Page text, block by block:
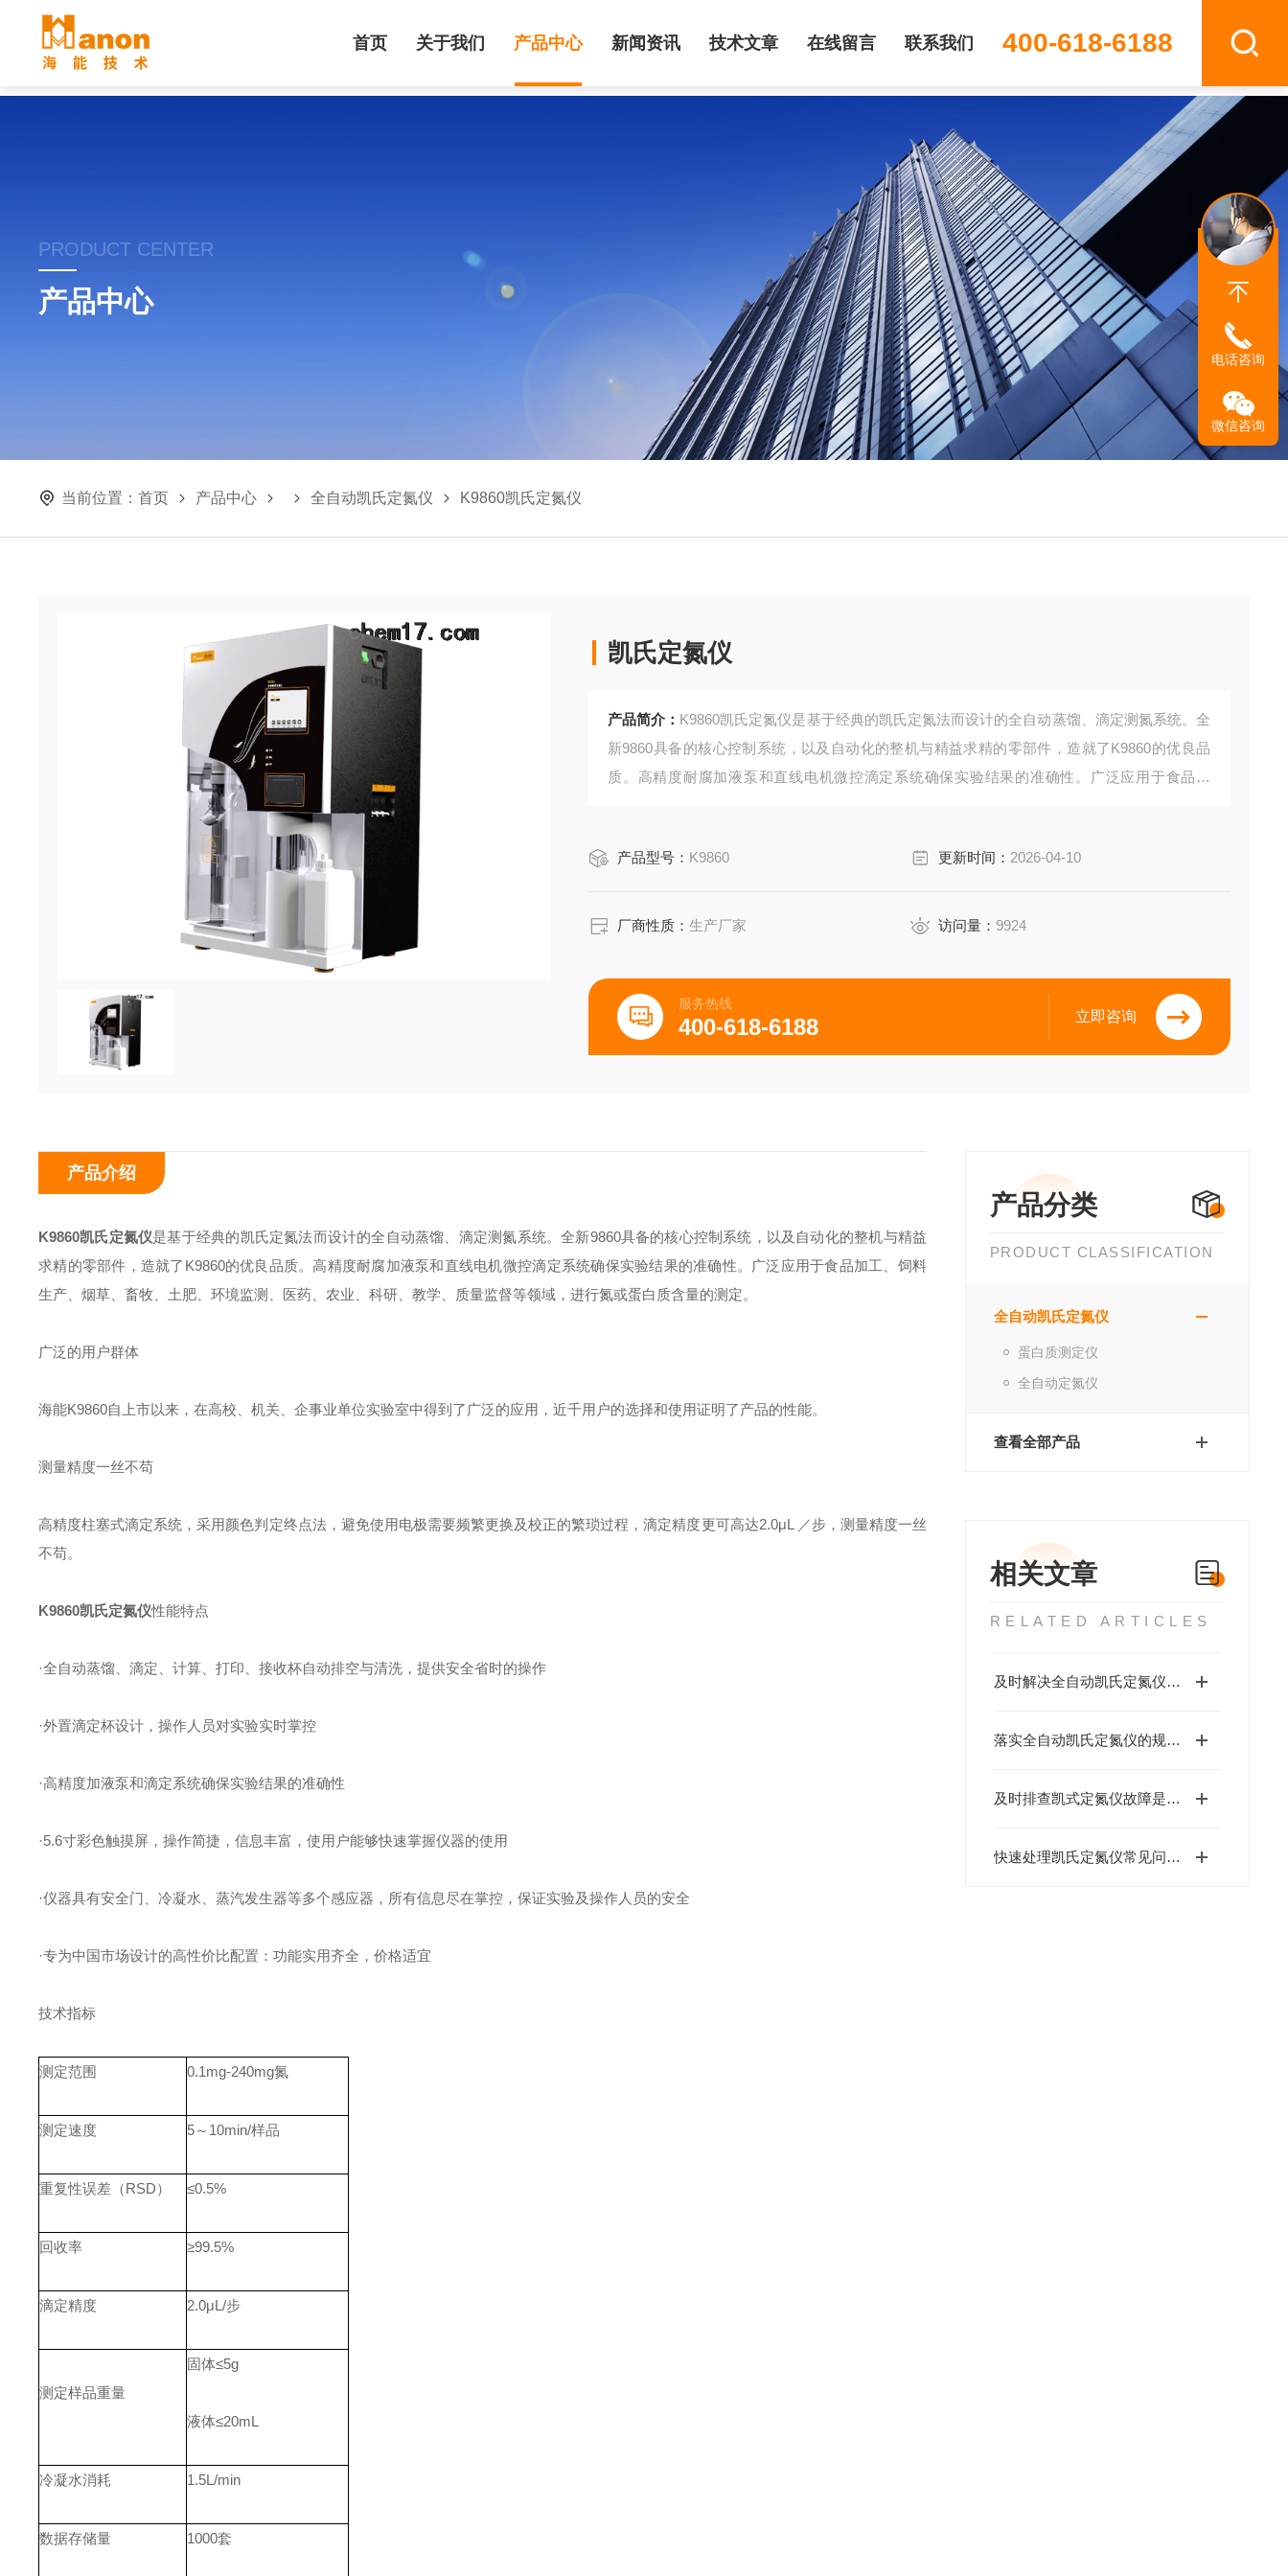
400-618-6188
首页 关于我们 产品中心 新闻资讯 技术文章 在线留言 联系我们
PRODUCT CENTER
产品中心
当前位置： 首页 产品中心 全自动凯氏定氮仪 K9860凯氏定氮仪
凯氏定氮仪
产品简介： K9860凯氏定氮仪是基于经典的凯氏定氮法而设计的全自动蒸馏、滴定测氮系统。全
新9860具备的核心控制系统，以及自动化的整机与精益求精的零部件，造就了K9860的优良品
质。高精度耐腐加液泵和直线电机微控滴定系统确保实验结果的准确性。广泛应用于食品加
产品型号： K9860 更新时间： 2026-04-10
厂商性质：生产厂家 访问量： 9924
服务热线
400-618-6188 立即咨询
产品分类
PRODUCT CLASSIFICATION
全自动凯氏定氮仪
蛋白质测定仪
全自动定氮仪
查看全部产品
相关文章
RELATED ARTICLES
及时解决全自动凯氏定氮仪故障有助于保障数据准确性
落实全自动凯氏定氮仪的规范养护流程维持稳定运行状态的关键
及时排查凯式定氮仪故障是保障检测数据准确性的关键
快速处理凯氏定氮仪常见问题是保障检测数据可靠的关键
产品介绍
K9860凯氏定氮仪是基于经典的凯氏定氮法而设计的全自动蒸馏、滴定测氮系统。全新9860具备的核心控制系统，以及自动化的整机与精益
求精的零部件，造就了K9860的优良品质。高精度耐腐加液泵和直线电机微控滴定系统确保实验结果的准确性。广泛应用于食品加工、饲料
生产、烟草、畜牧、土肥、环境监测、医药、农业、科研、教学、质量监督等领域，进行氮或蛋白质含量的测定。
广泛的用户群体
海能K9860自上市以来，在高校、机关、企事业单位实验室中得到了广泛的应用，近千用户的选择和使用证明了产品的性能。
测量精度一丝不苟
高精度柱塞式滴定系统，采用颜色判定终点法，避免使用电极需要频繁更换及校正的繁琐过程，滴定精度更可高达2.0μL ／步，测量精度一丝
不苟。
K9860凯氏定氮仪性能特点
·全自动蒸馏、滴定、计算、打印、接收杯自动排空与清洗，提供安全省时的操作
·外置滴定杯设计，操作人员对实验实时掌控
·高精度加液泵和滴定系统确保实验结果的准确性
·5.6寸彩色触摸屏，操作简捷，信息丰富，使用户能够快速掌握仪器的使用
·仪器具有安全门、冷凝水、蒸汽发生器等多个感应器，所有信息尽在掌控，保证实验及操作人员的安全
·专为中国市场设计的高性价比配置：功能实用齐全，价格适宜
技术指标
测定范围 0.1mg-240mg氮
测定速度 5～10min/样品
重复性误差（RSD） ≤0.5%
回收率 ≥99.5%
滴定精度 2.0μL/步
测定样品重量
固体≤5g
液体≤20mL
冷凝水消耗 1.5L/min
数据存储量 1000套
电话咨询
微信咨询